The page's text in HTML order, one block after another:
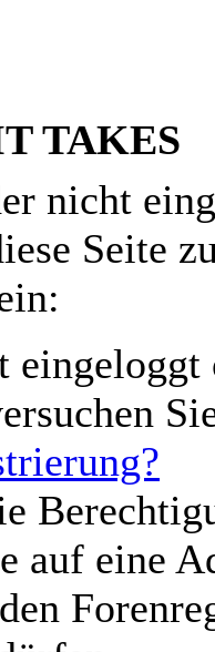
TAKES
nicht
Seite
auf eine